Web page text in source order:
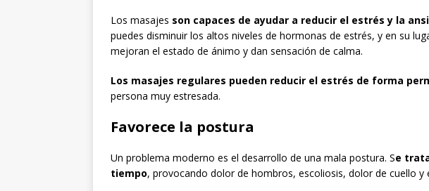
Los masajes son capaces de ayudar a reducir el estrés y la
puedes disminuir los altos niveles de hormonas de estrés, y en su
mejoran el estado de ánimo y dan sensación de calma.
Los masajes regulares pueden reducir el estrés de forma
persona muy estresada.
Favorece la postura
Un problema moderno es el desarrollo de una mala postura. Se
tiempo, provocando dolor de hombros, escoliosis, dolor de cuello y